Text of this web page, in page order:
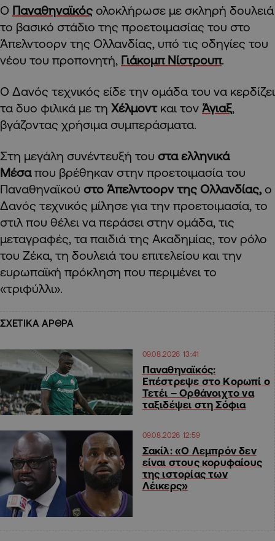
Ο Παναθηναϊκός ολοκλήρωσε με σκληρή δουλειά
το βασικό στάδιο της προετοιμασίας του στο
Άπελντοορν της Ολλανδίας, υπό τις οδηγίες του
νέου του προπονητή, Γιάκομπ Νίστρουπ.
O Δανός τεχνικός είδε την ομάδα του να κερδίζει
τα δυο φιλικά με τη Χέλμοντ και τον Άγιαξ,
βγάζοντας χρήσιμα συμπεράσματα.
Στη μεγάλη συνέντευξή του στα ελληνικά
Μέσαπου βρέθηκαν στην προετοιμασία του
Παναθηναϊκού στο Άπελντοορν της Ολλανδίας, ο
Δανός τεχνικός μίλησε για την προετοιμασία, το
στιλ που θέλει να περάσει στην ομάδα, τις
μεταγραφές, τα παιδιά της Ακαδημίας, τον ρόλο
του Ζέκα, τη δουλειά του επιτελείου και την
ευρωπαϊκή πρόκληση που περιμένει το
«τριφύλλι».
ΣΧΕΤΙΚΑ ΑΡΘΡΑ
09.08.2026 13:41
Παναθηναϊκός:
Επέστρεψε στο Κορωπί ο
Τετέι – Ορθάνοιχτο να
ταξιδέψει στη Σόφια
09.08.2026 12:59
Σακίλ: «Ο Λεμπρόν δεν
είναι στους κορυφαίους
της ιστορίας των
Λέικερς»